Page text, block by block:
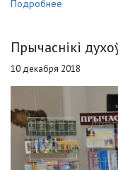
Подробнее
Прычаснікі
10 декабря 2018